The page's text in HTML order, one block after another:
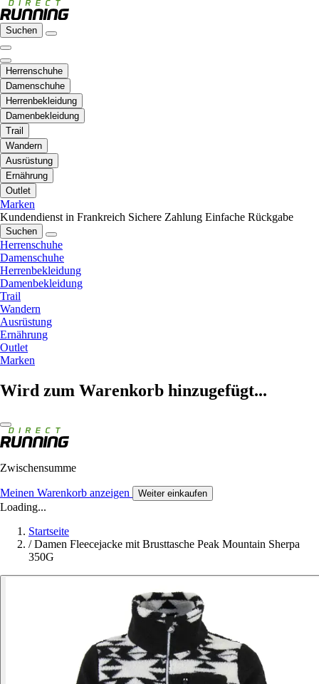
Suchen
Herrenschuhe
Damenschuhe
Herrenbekleidung
Damenbekleidung
Trail
Wandern
Ausrüstung
Ernährung
Outlet
Marken
Kundendienst in Frankreich Sichere Zahlung Einfache Rückgabe
Suchen
Herrenschuhe
Damenschuhe
Herrenbekleidung
Damenbekleidung
Trail
Wandern
Ausrüstung
Ernährung
Outlet
Marken
Wird zum Warenkorb hinzugefügt...
Zwischensumme
Meinen Warenkorb anzeigen Weiter einkaufen
Loading...
Startseite
/ Damen Fleecejacke mit Brusttasche Peak Mountain Sherpa
350G